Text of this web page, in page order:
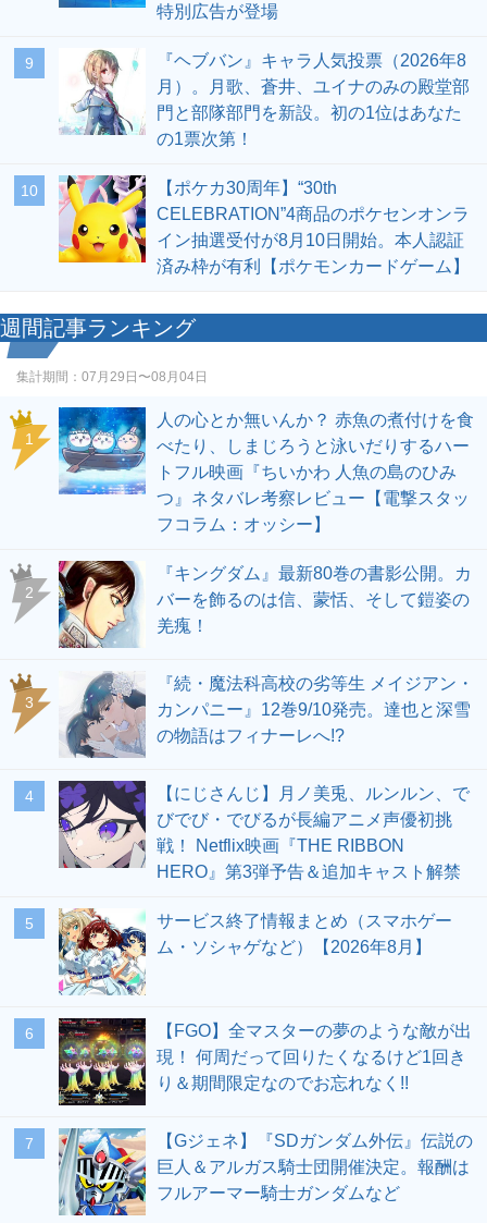
特別広告が登場
9
『ヘブバン』キャラ人気投票（2026年8
月）。月歌、蒼井、ユイナのみの殿堂部
門と部隊部門を新設。初の1位はあなた
の1票次第！
10
【ポケカ30周年】“30th
CELEBRATION”4商品のポケセンオンラ
イン抽選受付が8月10日開始。本人認証
済み枠が有利【ポケモンカードゲーム】
週間記事ランキング
集計期間： 07月29日〜08月04日
1
人の心とか無いんか？ 赤魚の煮付けを食
べたり、しまじろうと泳いだりするハー
トフル映画『ちいかわ 人魚の島のひみ
つ』ネタバレ考察レビュー【電撃スタッ
フコラム：オッシー】
2
『キングダム』最新80巻の書影公開。カ
バーを飾るのは信、蒙恬、そして鎧姿の
羌瘣！
3
『続・魔法科高校の劣等生 メイジアン・
カンパニー』12巻9/10発売。達也と深雪
の物語はフィナーレへ!?
4
【にじさんじ】月ノ美兎、ルンルン、で
びでび・でびるが長編アニメ声優初挑
戦！ Netflix映画『THE RIBBON
HERO』第3弾予告＆追加キャスト解禁
5
サービス終了情報まとめ（スマホゲー
ム・ソシャゲなど）【2026年8月】
6
【FGO】全マスターの夢のような敵が出
現！ 何周だって回りたくなるけど1回き
り＆期間限定なのでお忘れなく!!
7
【Gジェネ】『SDガンダム外伝』伝説の
巨人＆アルガス騎士団開催決定。報酬は
フルアーマー騎士ガンダムなど